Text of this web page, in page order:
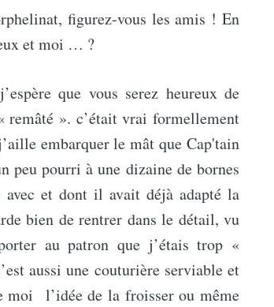
figurez-vous les amis ! En
et moi … ?
que vous serez heureux de
remâté ». c’était vrai formellement
embarquer le mât que Cap'tain
peu pourri à une dizaine de bornes
et dont il avait déjà adapté la
bien de rentrer dans le détail, vu
au patron que j’étais trop «
aussi une couturière serviable et
moi l’idée de la froisser ou même